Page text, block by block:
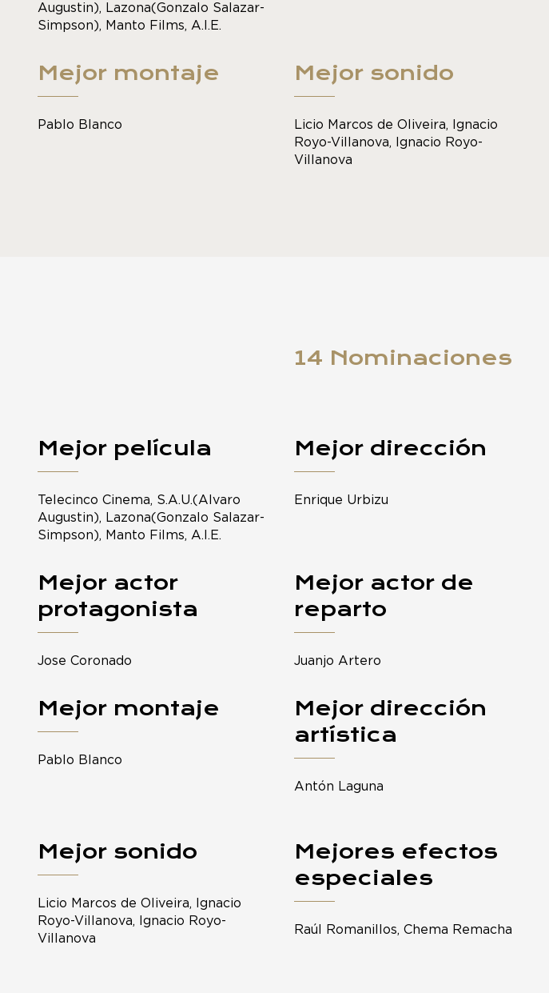
Augustin), Lazona(Gonzalo Salazar-
Simpson), Manto Films, A.I.E.
Mejor montaje
Pablo Blanco
Mejor sonido
Licio Marcos de Oliveira, Ignacio
Royo-Villanova, Ignacio Royo-
Villanova
14 Nominaciones
Mejor película
Telecinco Cinema, S.A.U.(Alvaro
Augustin), Lazona(Gonzalo Salazar-
Simpson), Manto Films, A.I.E.
Mejor dirección
Enrique Urbizu
Mejor actor
protagonista
Jose Coronado
Mejor actor de
reparto
Juanjo Artero
Mejor montaje
Pablo Blanco
Mejor dirección
artística
Antón Laguna
Mejor sonido
Licio Marcos de Oliveira, Ignacio
Royo-Villanova, Ignacio Royo-
Villanova
Mejores efectos
especiales
Raúl Romanillos, Chema Remacha